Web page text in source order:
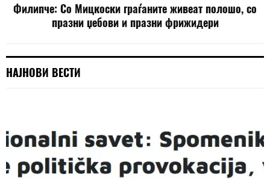
Филипче: Со Мицкоски граѓаните живеат полошо, со
празни џебови и празни фрижидери
НАЈНОВИ ВЕСТИ